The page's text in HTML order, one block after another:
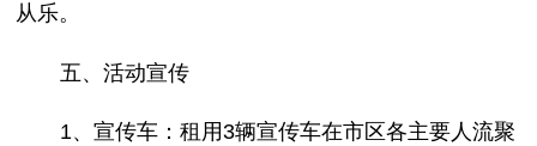
从乐。
五、活动宣传
1、宣传车：租用3辆宣传车在市区各主要人流聚